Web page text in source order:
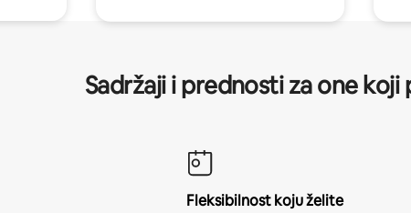
Sadržaji i prednosti za one
Fleksibilnost koju želite